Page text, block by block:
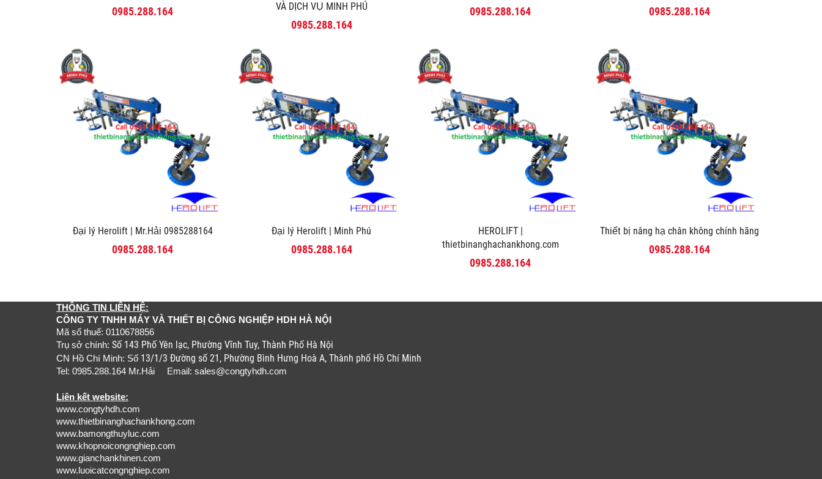
0985.288.164
VÀ DỊCH VỤ MINH PHÚ
0985.288.164
0985.288.164 0985.288.164
Đại lý Herolift | Mr.Hải 0985288164
0985.288.164
Đại lý Herolift | Minh Phú
0985.288.164
HEROLIFT |
thietbinanghachankhong.com
0985.288.164
Thiết bị nâng hạ chân không chính hãng
0985.288.164
THÔNG TIN LIÊN HỆ:
CÔNG TY TNHH MÁY VÀ THIẾT BỊ CÔNG NGHIỆP HDH HÀ NỘI
Mã số thuế: 0110678856
Trụ sở chính: Số 143 Phố Yên lạc, Phường Vĩnh Tuy, Thành Phố Hà Nội
CN Hồ Chí Minh: Số 13/1/3 Đường số 21, Phường Bình Hưng Hoà A, Thành phố Hồ Chí Minh
Tel: 0985.288.164 Mr.Hải Email: sales@congtyhdh.com
Liên kết website:
www.congtyhdh.com
www.thietbinanghachankhong.com
www.bamongthuyluc.com
www.khopnoicongnghiep.com
www.gianchankhinen.com
www.luoicatcongnghiep.com